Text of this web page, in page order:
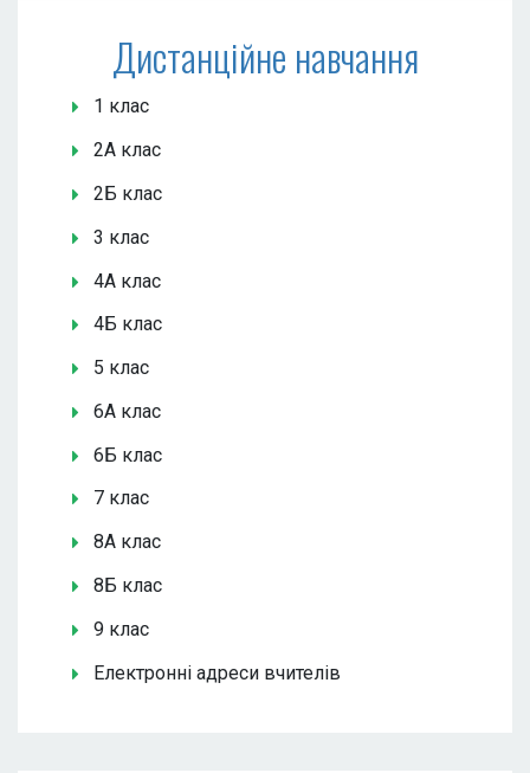
Дистанційне навчання
1 клас
2А клас
2Б клас
3 клас
4А клас
4Б клас
5 клас
6А клас
6Б клас
7 клас
8А клас
8Б клас
9 клас
Електронні адреси вчителів